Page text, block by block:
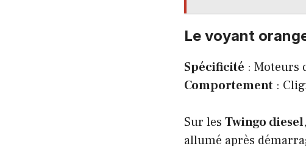
Le voyant
Spécificité : Moteurs
Comportement :
Sur les Twingo diesel
allumé après